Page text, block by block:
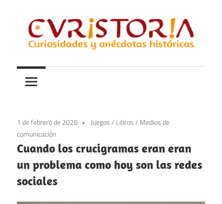
contenido
Curistoria
y
anécdotas
historia
1 de febrero de 2026 Juegos/ Libros/ Medios de
comunicación
Cuando los crucigramas eran eran
un problema como hoy son las redes
sociales